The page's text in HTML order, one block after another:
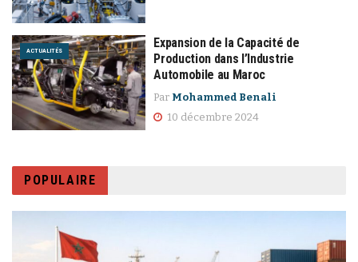
ACTUALITÉS
Expansion de la Capacité de
Production dans l’Industrie
Automobile au Maroc
Par Mohammed Benali
10 décembre 2024
POPULAIRE